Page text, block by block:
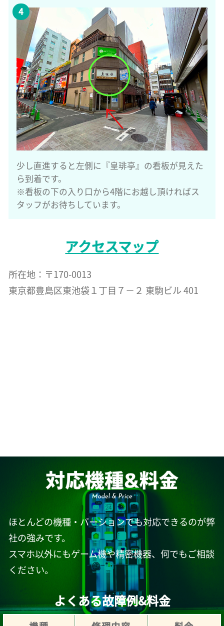
少し直進すると左側に『皇琲亭』の看板が見えた
ら到着です。
※看板の下の入り口から4階にお越し頂ければス
タッフがお待ちしています。
アクセスマップ
所在地：〒170-0013
東京都豊島区東池袋１丁目７−２ 東駒ビル 401
ほとんどの機種・バーションでも対応できるのが弊
社の強みです。
スマホ以外にもゲーム機や精密機器、何でもご相談
ください。
よくある故障例&料金